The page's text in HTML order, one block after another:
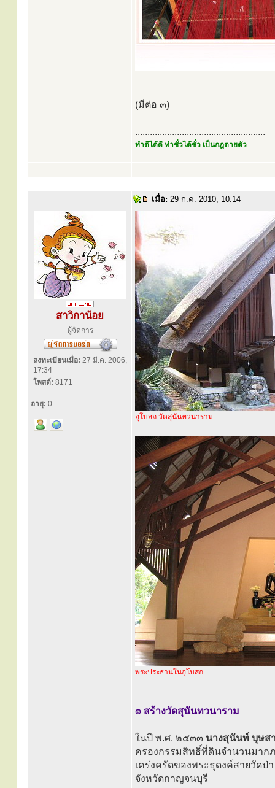
(มีต่อ ๓)
.....................................................
ทำดีได้ดี ทำชั่วได้ชั่ว เป็นกฎตายตัว
เมื่อ: 29 ก.ค. 2010, 10:14
สาวิกาน้อย
ผู้จัดการ
ลงทะเบียนเมื่อ: 27 มี.ค. 2006,
17:34
โพสต์: 8171
อายุ: 0
อุโบสถ วัดสุนันทวนาราม
พระประธานในอุโบสถ
๏ สร้างวัดสุนันทวนาราม
ในปี พ.ศ. ๒๕๓๓ นางสุนันท์ บุษส
ครองกรรมสิทธิ์ที่ดินจำนวนมาก
เคร่งครัดของพระธุดงค์สายวัดป่
จังหวัดกาญจนบุรี